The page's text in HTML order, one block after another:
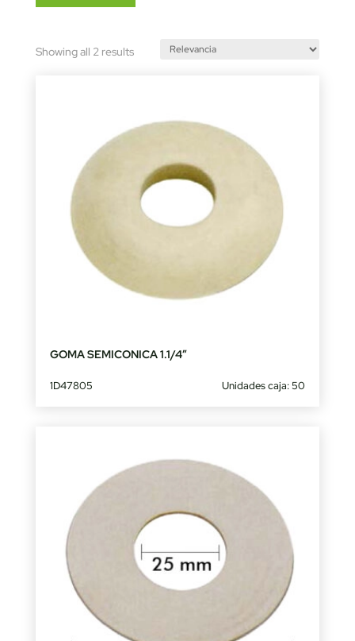
Showing all 2 resultsSorted
GOMA SEMICONICA 1.1/4″
1D47805 Unidades caja: 50